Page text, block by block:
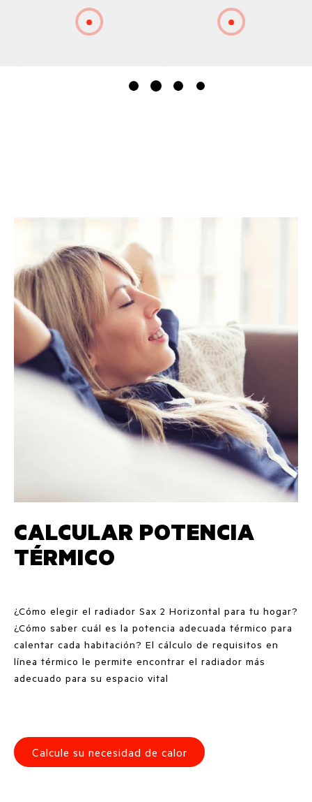
CALCULAR POTENCIA
TÉRMICO
¿Cómo elegir el radiador Sax 2 Horizontal para tu hogar?
¿Cómo saber cuál es la potencia adecuada térmico para
calentar cada habitación? El cálculo de requisitos en
línea térmico le permite encontrar el radiador más
adecuado para su espacio vital
Calcule su necesidad de calor